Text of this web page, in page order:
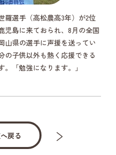
羅選手（高松農高3年）が2位
児島に来ておられ、8月の全国
山県の選手に声援を送ってい
の子供以外も熱く応援できる
「勉強になります。」
戻る